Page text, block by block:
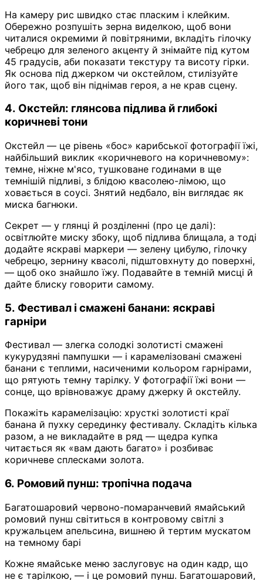
На камеру рис швидко стає пласким і клейким.
Обережно розпушіть зерна виделкою, щоб вони
читалися окремими й повітряними, вкладіть гілочку
чебрецю для зеленого акценту й знімайте під кутом
45 градусів, аби показати текстуру та висоту гірки.
Як основа під джерком чи окстейлом, стилізуйте
його так, щоб він піднімав героя, а не крав сцену.
4. Окстейл: глянсова підлива й глибокі
коричневі тони
Окстейл — це рівень «бос» карибської фотографії їжі,
найбільший виклик «коричневого на коричневому»:
темне, ніжне м'ясо, тушковане годинами в ще
темнішій підливі, з блідою квасолею-лімою, що
ховається в соусі. Знятий недбало, він виглядає як
миска багнюки.
Секрет — у глянці й розділенні (про це далі):
освітлюйте миску збоку, щоб підлива блищала, а тоді
додайте яскраві маркери — зелену цибулю, гілочку
чебрецю, зернину квасолі, підштовхнуту до поверхні,
— щоб око знайшло їжу. Подавайте в темній мисці й
дайте блиску говорити самому.
5. Фестивал і смажені банани: яскраві
гарніри
Фестивал — злегка солодкі золотисті смажені
кукурудзяні пампушки — і карамелізовані смажені
банани є теплими, насиченими кольором гарнірами,
що рятують темну тарілку. У фотографії їжі вони —
сонце, що врівноважує драму джерку й окстейлу.
Покажіть карамелізацію: хрусткі золотисті краї
банана й пухку серединку фестивалу. Складіть кілька
разом, а не викладайте в ряд — щедра купка
читається як «вам дають багато» і розбиває
коричневе сплесками золота.
6. Ромовий пунш: тропічна подача
Багатошаровий червоно-помаранчевий ямайський
ромовий пунш світиться в контровому світлі з
кружальцем апельсина, вишнею й тертим мускатом
на темному барі
Кожне ямайське меню заслуговує на один кадр, що
не є тарілкою, — і це ромовий пунш. Багатошаровий,